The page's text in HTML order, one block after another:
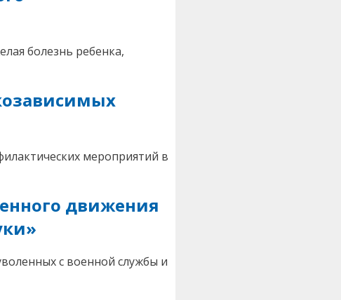
болезнь ребенка,
мероприятий в
движения
с военной службы и